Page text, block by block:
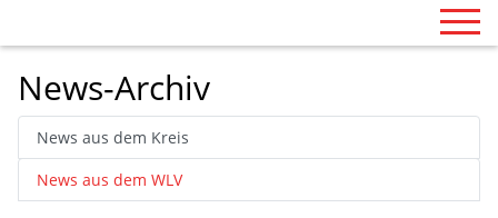
News-Archiv
News aus dem Kreis
News aus dem WLV